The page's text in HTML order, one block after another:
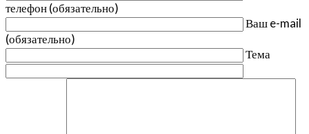
телефон (обязательно)
Ваш e-mail
(обязательно)
Тема